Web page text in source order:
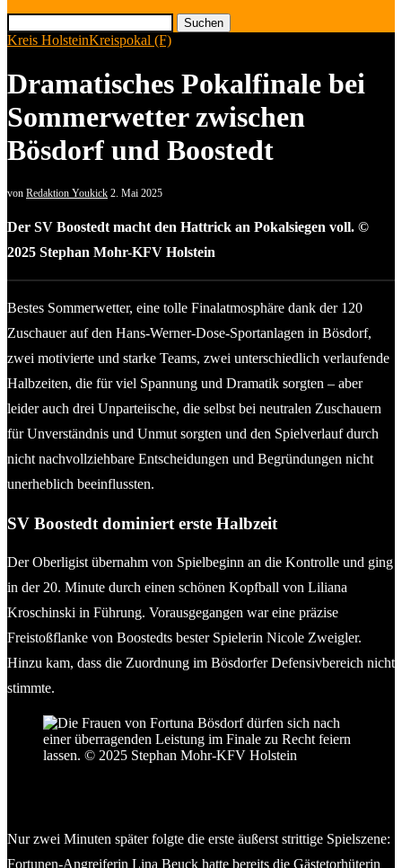
Suchen
Kreis HolsteinKreispokal (F)
Dramatisches Pokalfinale bei
Sommerwetter zwischen
Bösdorf und Boostedt
von Redaktion Youkick 2. Mai 2025
Der SV Boostedt macht den Hattrick an Pokalsiegen voll. ©
2025 Stephan Mohr-KFV Holstein
Bestes Sommerwetter, eine tolle Finalatmosphäre dank der 120
Zuschauer auf den Hans-Werner-Dose-Sportanlagen in Bösdorf,
zwei motivierte und starke Teams, zwei unterschiedlich verlaufende
Halbzeiten, die für viel Spannung und Dramatik sorgten – aber
leider auch drei Unparteiische, die selbst bei neutralen Zuschauern
für Unverständnis und Unmut sorgten und den Spielverlauf durch
nicht nachvollziehbare Entscheidungen und Begründungen nicht
unerheblich beeinflussten.
SV Boostedt dominiert erste Halbzeit
Der Oberligist übernahm von Spielbeginn an die Kontrolle und ging
in der 20. Minute durch einen schönen Kopfball von Liliana
Kroschinski in Führung. Vorausgegangen war eine präzise
Freistoßflanke von Boostedts bester Spielerin Nicole Zweigler.
Hinzu kam, dass die Zuordnung im Bösdorfer Defensivbereich nicht
stimmte.
Nur zwei Minuten später folgte die erste äußerst strittige Spielszene:
Fortunen-Angreiferin Lina Beuck hatte bereits die Gästetorhüterin